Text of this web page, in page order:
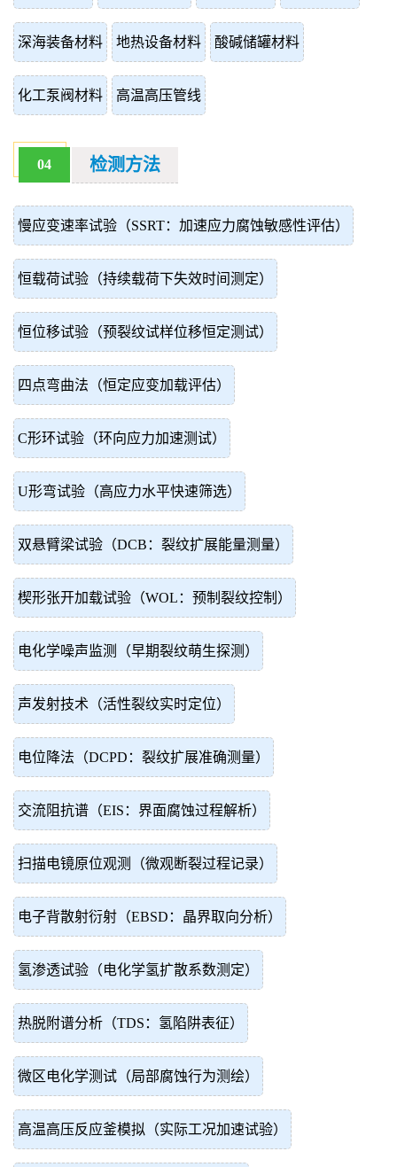
深海装备材料 地热设备材料 酸碱储罐材料
化工泵阀材料 高温高压管线
04 检测方法
慢应变速率试验（SSRT：加速应力腐蚀敏感性评估）
恒载荷试验（持续载荷下失效时间测定）
恒位移试验（预裂纹试样位移恒定测试）
四点弯曲法（恒定应变加载评估）
C形环试验（环向应力加速测试）
U形弯试验（高应力水平快速筛选）
双悬臂梁试验（DCB：裂纹扩展能量测量）
楔形张开加载试验（WOL：预制裂纹控制）
电化学噪声监测（早期裂纹萌生探测）
声发射技术（活性裂纹实时定位）
电位降法（DCPD：裂纹扩展准确测量）
交流阻抗谱（EIS：界面腐蚀过程解析）
扫描电镜原位观测（微观断裂过程记录）
电子背散射衍射（EBSD：晶界取向分析）
氢渗透试验（电化学氢扩散系数测定）
热脱附谱分析（TDS：氢陷阱表征）
微区电化学测试（局部腐蚀行为测绘）
高温高压反应釜模拟（实际工况加速试验）